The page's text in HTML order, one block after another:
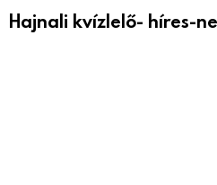
Hajnali kvízlelő- híres-